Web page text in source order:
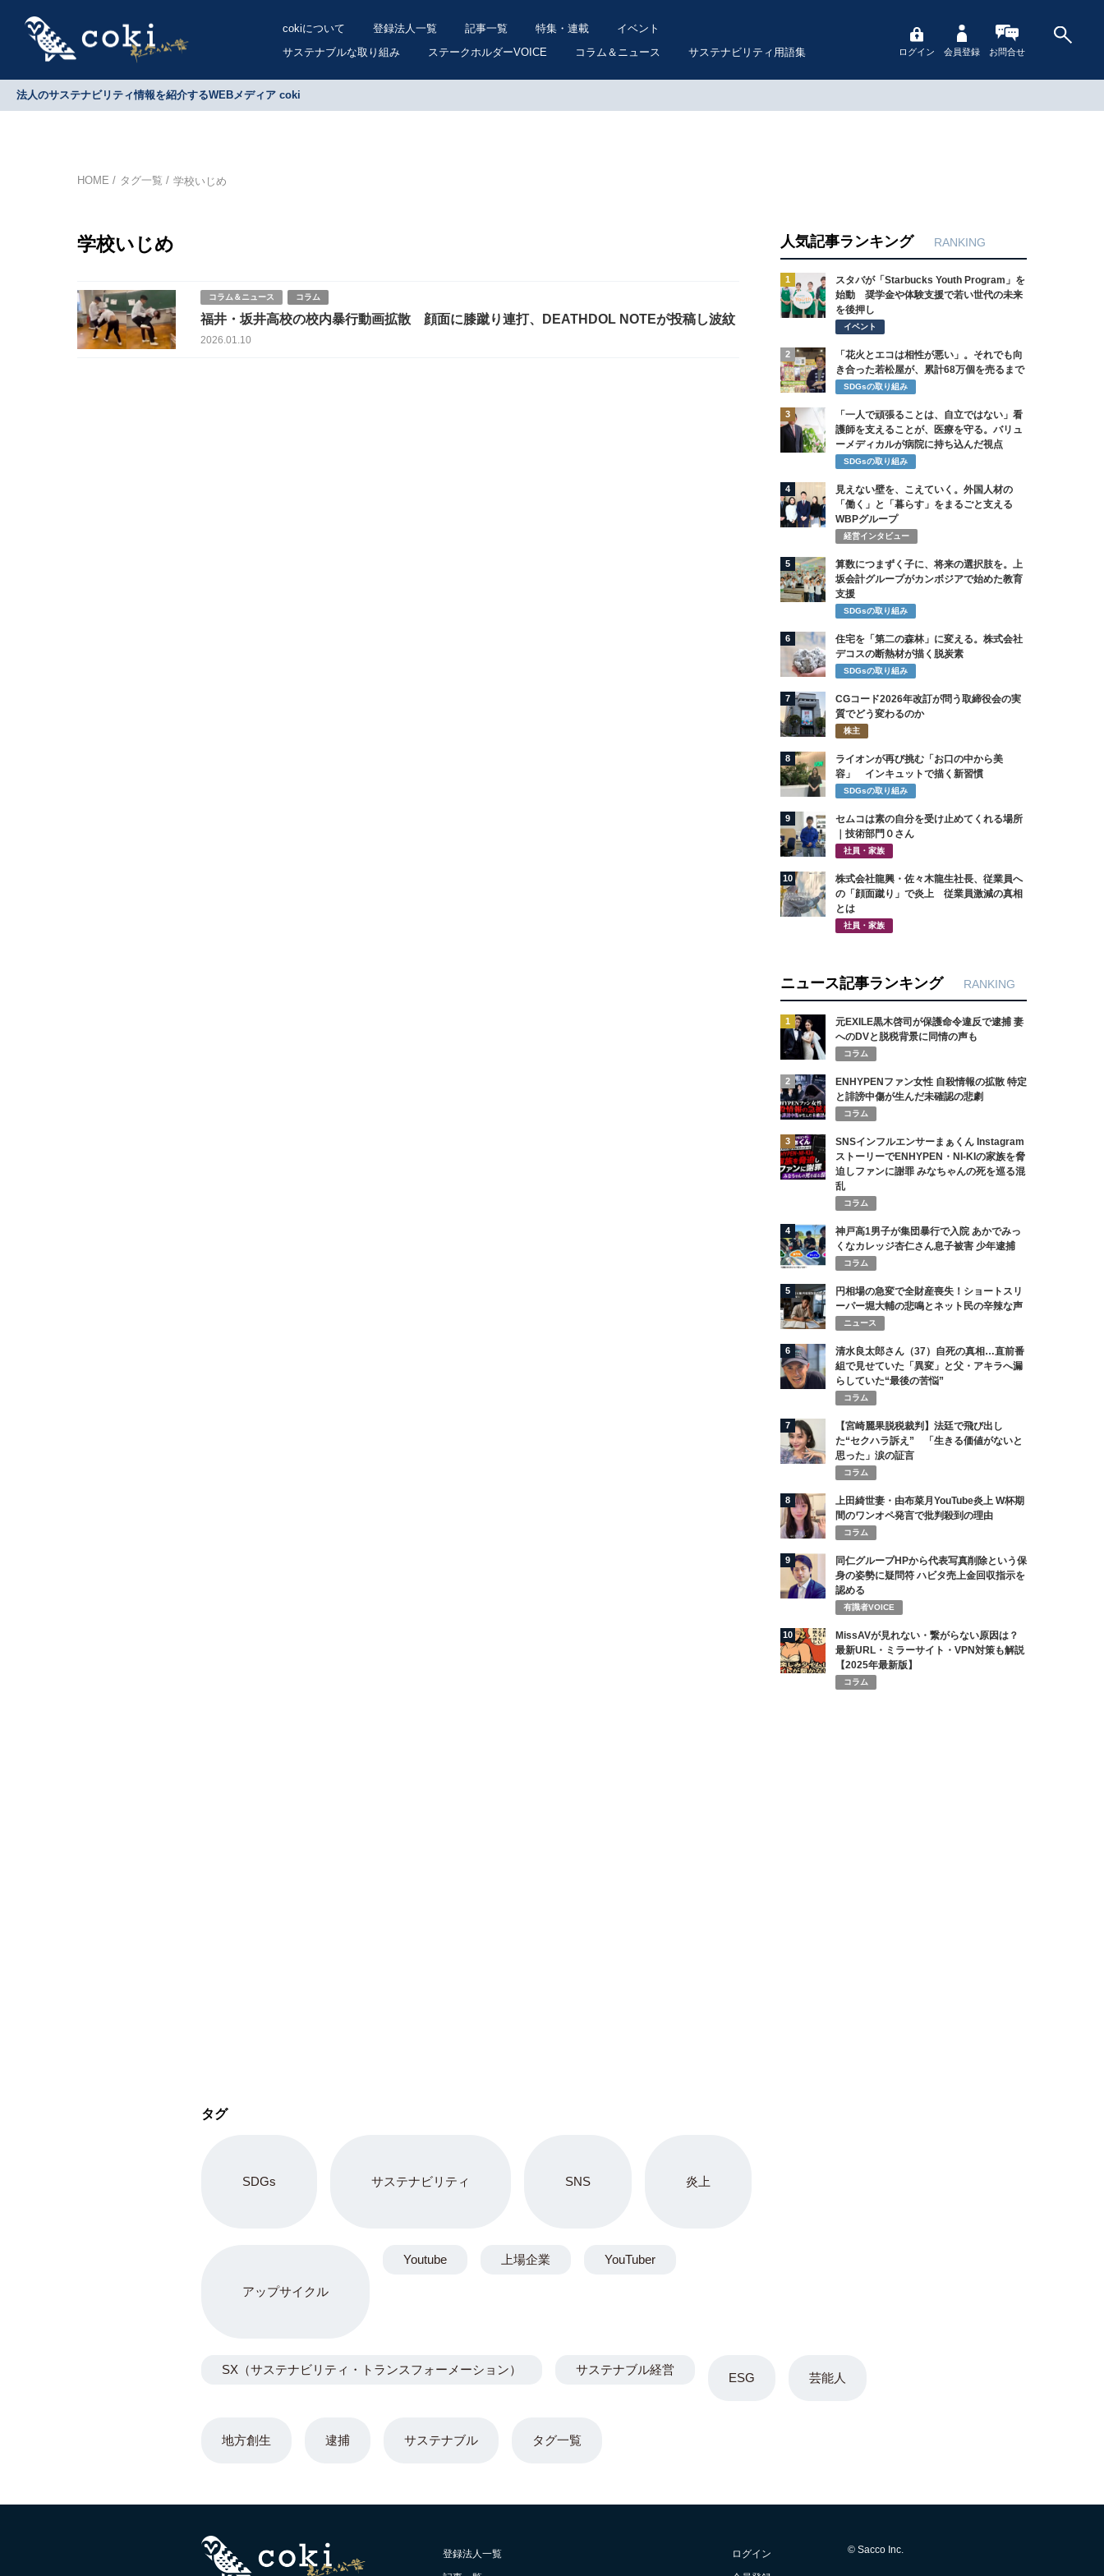
cokiについて 登録法人一覧 記事一覧 特集・連載
イベント
サステナブルな取り組み
ステークホルダーVOICE コラム＆ニュース サステナビリティ用語集 ログイン 会員登録 お問合せ
法人のサステナビリティ情報を紹介するWEBメディア coki
HOME タグ一覧 学校いじめ
学校いじめ
コラム＆ニュース コラム
福井・坂井高校の校内暴行動画拡散 顔面に膝蹴り連打、DEATHDOL NOTEが投稿し波紋
2026.01.10
人気記事ランキング RANKING
1
スタバが「Starbucks Youth Program」を
始動 奨学金や体験支援で若い世代の未来
を後押し
イベント
2
「花火とエコは相性が悪い」。それでも向
き合った若松屋が、累計68万個を売るまで
SDGsの取り組み
3
「一人で頑張ることは、自立ではない」看
護師を支えることが、医療を守る。バリュ
ーメディカルが病院に持ち込んだ視点
SDGsの取り組み
4
見えない壁を、こえていく。外国人材の
「働く」と「暮らす」をまるごと支える
WBPグループ
経営インタビュー
5
算数につまずく子に、将来の選択肢を。上
坂会計グループがカンボジアで始めた教育
支援
SDGsの取り組み
6
住宅を「第二の森林」に変える。株式会社
デコスの断熱材が描く脱炭素
SDGsの取り組み
7
CGコード2026年改訂が問う取締役会の実
質でどう変わるのか
株主
8
ライオンが再び挑む「お口の中から美
容」 インキュットで描く新習慣
SDGsの取り組み
9
セムコは素の自分を受け止めてくれる場所
｜技術部門０さん
社員・家族
10
株式会社龍興・佐々木龍生社長、従業員へ
の「顔面蹴り」で炎上 従業員激減の真相
とは
社員・家族
ニュース記事ランキング RANKING
1
元EXILE黒木啓司が保護命令違反で逮捕 妻
へのDVと脱税背景に同情の声も
コラム
2
ENHYPENファン女性 自殺情報の拡散 特定
と誹謗中傷が生んだ未確認の悲劇
コラム
3
SNSインフルエンサーまぁくん Instagram
ストーリーでENHYPEN・NI-KIの家族を脅
迫しファンに謝罪 みなちゃんの死を巡る混
乱
コラム
4
神戸高1男子が集団暴行で入院 あかでみっ
くなカレッジ杏仁さん息子被害 少年逮捕
コラム
5
円相場の急変で全財産喪失！ショートスリ
ーパー堀大輔の悲鳴とネット民の辛辣な声
ニュース
6
清水良太郎さん（37）自死の真相…直前番
組で見せていた「異変」と父・アキラへ漏
らしていた“最後の苦悩”
コラム
7
【宮崎麗果脱税裁判】法廷で飛び出し
た“セクハラ訴え” 「生きる価値がないと
思った」涙の証言
コラム
8
上田綺世妻・由布菜月YouTube炎上 W杯期
間のワンオペ発言で批判殺到の理由
コラム
9
同仁グループHPから代表写真削除という保
身の姿勢に疑問符 ハビタ売上金回収指示を
認める
有識者VOICE
10
MissAVが見れない・繋がらない原因は？
最新URL・ミラーサイト・VPN対策も解説
【2025年最新版】
コラム
タグ
SDGs サステナビリティ SNS 炎上
アップサイクル
ESG 芸能人
地方創生 逮捕 サステナブル
Youtube 上場企業 YouTuber
SX（サステナビリティ・トランスフォーメーション） サステナブル経営
タグ一覧
登録法人一覧 ログイン © Sacco Inc.